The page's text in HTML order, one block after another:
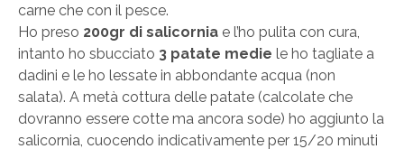
carne che con il pesce.
Ho preso 200gr di salicornia e l’ho pulita con cura,
intanto ho sbucciato 3 patate medie le ho tagliate a
dadini e le ho lessate in abbondante acqua (non
salata). A metà cottura delle patate (calcolate che
dovranno essere cotte ma ancora sode) ho aggiunto la
salicornia, cuocendo indicativamente per 15/20 minuti